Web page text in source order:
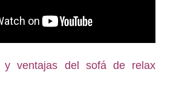
y ventajas del sofá de relax